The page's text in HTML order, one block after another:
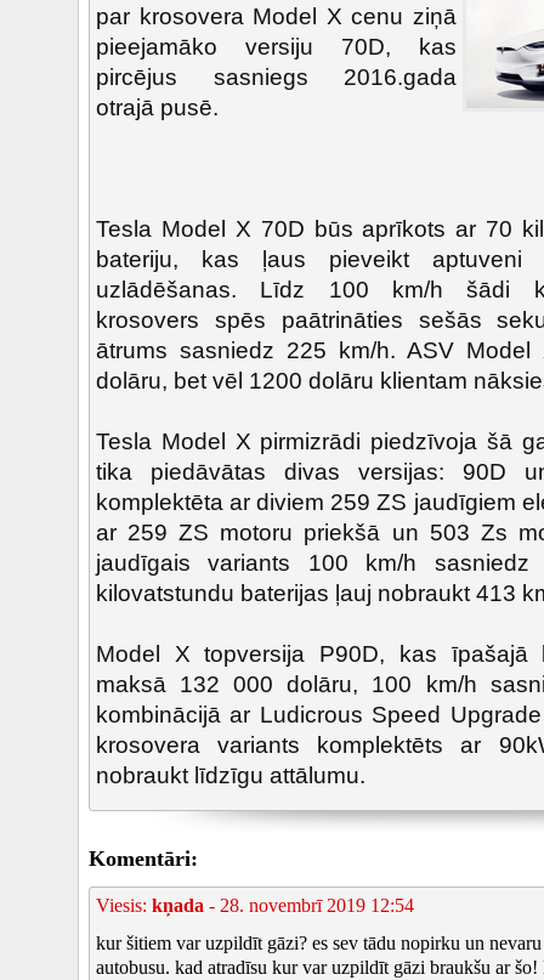
par krosovera Model X cenu ziņā
pieejamāko versiju 70D, kas
pircējus sasniegs 2016.gada
otrajā pusē.
Tesla Model X 70D būs aprīkots ar 70
bateriju, kas ļaus pieveikt
uzlādēšanas. Līdz 100 km/h šādi
krosovers spēs paātrināties sešās
ātrums sasniedz 225 km/h. ASV
dolāru, bet vēl 1200 dolāru klientam
Tesla Model X pirmizrādi piedzīvoja šā
tika piedāvātas divas versijas: 90D
komplektēta ar diviem 259 ZS jaudīgiem
ar 259 ZS motoru priekšā un 503 Zs
jaudīgais variants 100 km/h
kilovatstundu baterijas ļauj nobraukt 413
Model X topversija P90D, kas īpašajā
maksā 132 000 dolāru, 100 km/h
kombinācijā ar Ludicrous Speed
krosovera variants komplektēts ar
nobraukt līdzīgu attālumu.
Komentāri:
Viesis: kņada - 28. novembrī 2019 12:54
kur šitiem var uzpildīt gāzi? es sev tādu nopirku un
autobusu. kad atradīsu kur var uzpildīt gāzi braukšu ar